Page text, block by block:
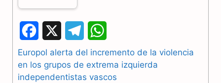
a
c
e
h
a
Europol alerta del incremento de la violencia
en los grupos de extrema izquierda
independentistas vascos